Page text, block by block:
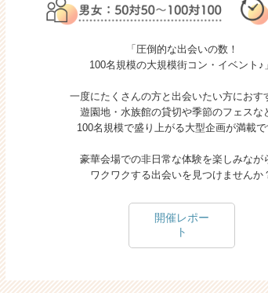
「圧倒的な出会いの数！
100名規模の大規模街コン・イベント♪」
一度にたくさんの方と出会いたい方におす
遊園地・水族館の貸切や季節のフェスな
100名規模で盛り上がる大型企画が満載で
豪華会場での非日常な体験を楽しみなが
ワクワクする出会いを見つけませんか
開催レポー
ト